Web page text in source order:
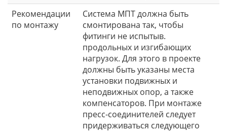
Рекомендации
по монтажу
Система МПТ должна быть
смонтирована так, чтобы
фитинги не испытыв.
продольных и изгибающих
нагрузок. Для этого в проекте
должны быть указаны места
установки подвижных и
неподвижных опор, а также
компенсаторов. При монтаже
пресс-соединителей следует
придерживаться следующего